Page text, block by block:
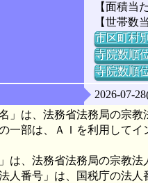
【面積当
【世帯数
市区町村
寺院数順
寺院数順
2026-07-
」は、法務省法務局の宗
の一部は、ＡＩを利用して
は、法務省法務局の宗教
人番号」は、国税庁の法